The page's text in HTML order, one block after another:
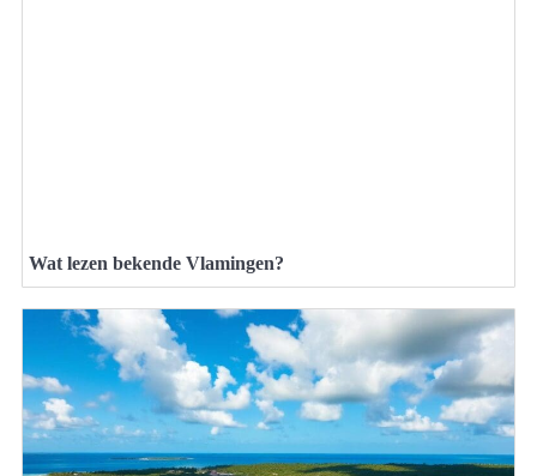
Wat lezen bekende Vlamingen?